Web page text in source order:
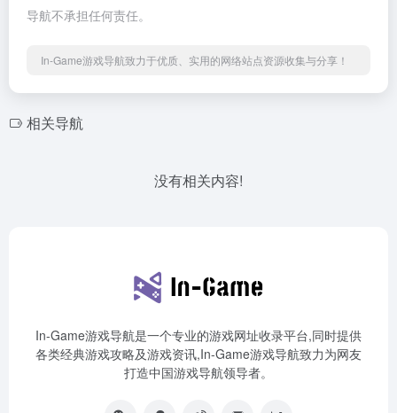
导航不承担任何责任。
In-Game游戏导航致力于优质、实用的网络站点资源收集与分享！
相关导航
没有相关内容!
In-Game游戏导航是一个专业的游戏网址收录平台,同时提供
各类经典游戏攻略及游戏资讯,In-Game游戏导航致力为网友
打造中国游戏导航领导者。